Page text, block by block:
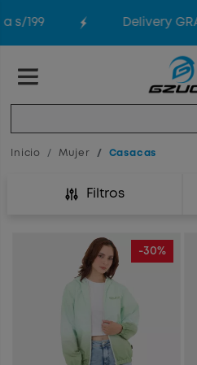
199 Delivery
Inicio Mujer Casacas
Filtros
-30%